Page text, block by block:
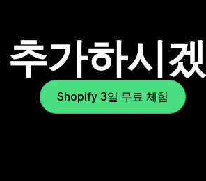
가하시
Shopify 3일 무료 체험